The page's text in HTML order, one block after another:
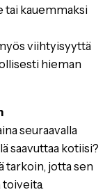
tai kauemmaksi
viihtyisyyttä
hieman
seuraavalla
saavuttaa kotiisi?
tarkoin, jotta sen
toiveita.